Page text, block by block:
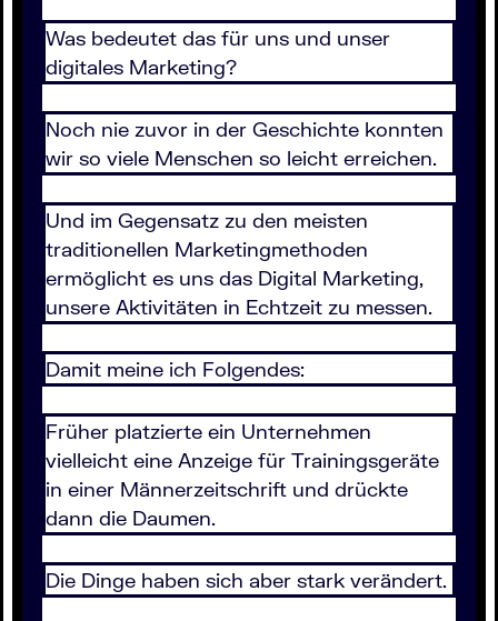
Was bedeutet das für uns und unser
digitales Marketing?
Noch nie zuvor in der Geschichte konnten
wir so viele Menschen so leicht erreichen.
Und im Gegensatz zu den meisten
traditionellen Marketingmethoden
ermöglicht es uns das Digital Marketing,
unsere Aktivitäten in Echtzeit zu messen.
Damit meine ich Folgendes:
Früher platzierte ein Unternehmen
vielleicht eine Anzeige für Trainingsgeräte
in einer Männerzeitschrift und drückte
dann die Daumen.
Die Dinge haben sich aber stark verändert.